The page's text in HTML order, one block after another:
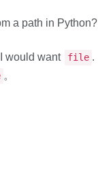
a path in Python?
would want file .
。